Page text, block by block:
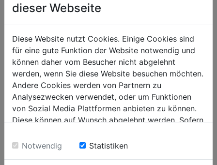
Versandmaße
Verpackungshöhe in mm
380
Verpackungsbreite in mm
280
Verpackungslänge in mm
Allgemeine Daten
EAN Code
9120039905501
EMPFOHLENES ZUBEHÖR ZUM
dieser Webseite
Diese Website nutzt Cookies. Einige Cookies sind
für eine gute Funktion der Website notwendig und
können daher vom Besucher nicht abgelehnt
werden, wenn Sie diese Website besuchen möchten.
Andere Cookies werden von Partnern zu
Analysezwecken verwendet, oder um Funktionen
von Sozial Media Plattformen anbieten zu können.
Diese können auf Wunsch abgelehnt werden. Sofern
Einwilligung zu unseren Cookies.
Notwendig Statistiken